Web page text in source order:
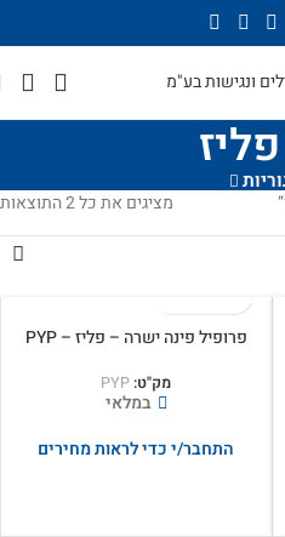
מציגים את כל ⁦2⁩ התוצאות
פרופיל פינה ישרה – פליז – PYP
מק"ט: PYP
במלאי
התחבר/י כדי לראות מחירים